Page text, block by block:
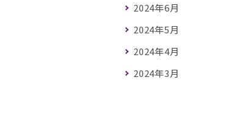
2024年6月
2024年5月
2024年4月
2024年3月